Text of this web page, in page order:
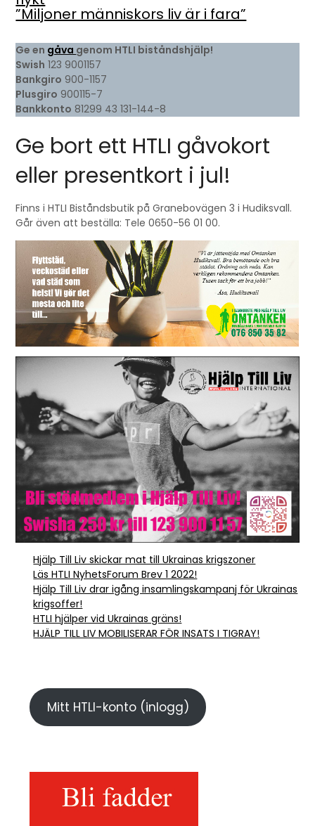
”Miljoner människors liv är i fara”
Ge en gåva genom HTLI biståndshjälp!
Swish 123 9001157
Bankgiro 900-1157
Plusgiro 900115-7
Bankkonto 81299 43 131-144-8
Ge bort ett HTLI gåvokort
eller presentkort i jul!
Finns i HTLI Biståndsbutik på Granebovägen 3 i Hudiksvall.
Går även att beställa: Tele 0650-56 01 00.
Hjälp Till Liv skickar mat till Ukrainas krigszoner
Läs HTLI NyhetsForum Brev 1 2022!
Hjälp Till Liv drar igång insamlingskampanj för Ukrainas
krigsoffer!
HTLI hjälper vid Ukrainas gräns!
HJÄLP TILL LIV MOBILISERAR FÖR INSATS I TIGRAY!
Mitt HTLI-konto (inlogg)